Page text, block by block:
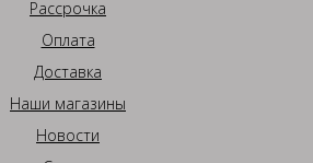
Рассрочка
Оплата
Доставка
Наши магазины
Новости